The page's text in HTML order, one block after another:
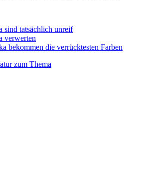
sind tatsächlich unreif
verwerten
bekommen die verrücktesten Farben
zum Thema